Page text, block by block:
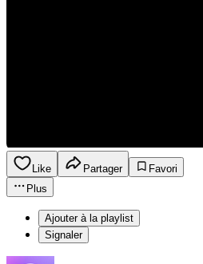
Like Partager
Favori
Plus
Ajouter à la playlist
Signaler